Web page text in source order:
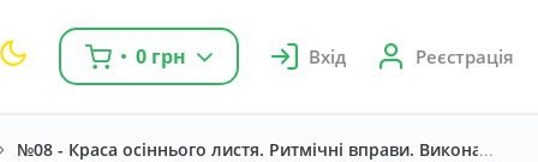
0 грн Вхід Реєстрація
№08 - Краса осіннього листя. Ритмічні вправи. Виконання: